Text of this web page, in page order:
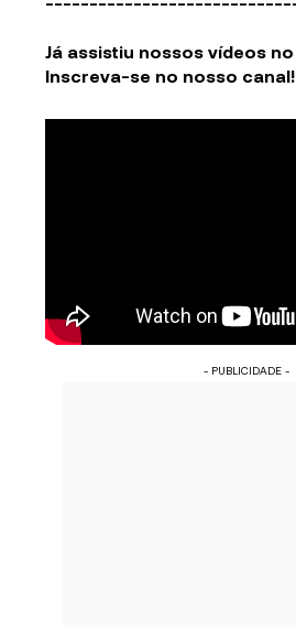
Já assistiu nossos vídeos no
Inscreva-se no nosso canal!
- PUBLICIDADE -